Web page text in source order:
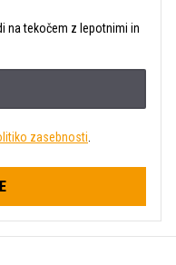
na tekočem z lepotnimi in
zasebnosti